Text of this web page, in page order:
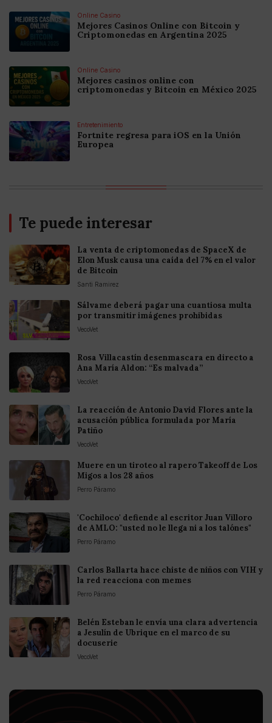
Online Casino
Mejores Casinos Online con Bitcoin y
Criptomonedas en Argentina 2025
Online Casino
Mejores casinos online con
criptomonedas y Bitcoin en México 2025
Entretenimiento
Fortnite regresa para iOS en la Unión
Europea
Te puede interesar
La venta de criptomonedas de SpaceX de
Elon Musk causa una caída del 7% en el valor
de Bitcoin
Santi Ramirez
Sálvame deberá pagar una cuantiosa multa
por transmitir imágenes prohibidas
VecoVet
Rosa Villacastín desenmascara en directo a
Ana María Aldon: “Es malvada”
VecoVet
La reacción de Antonio David Flores ante la
acusación pública formulada por María
Patiño
VecoVet
Muere en un tiroteo al rapero Takeoff de Los
Migos a los 28 años
Perro Páramo
'Cochiloco' defiende al escritor Juan Villoro
de AMLO: "usted no le llega ni a los talónes"
Perro Páramo
Carlos Ballarta hace chiste de niños con VIH y
la red reacciona con memes
Perro Páramo
Belén Esteban le envía una clara advertencia
a Jesulín de Ubrique en el marco de su
docuserie
VecoVet